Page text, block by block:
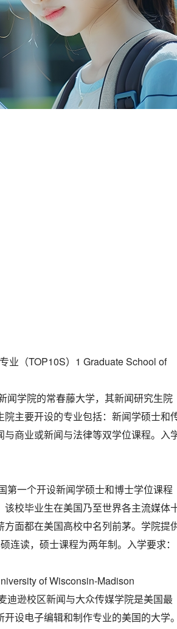
业（TOP10S）1 Graduate School of
闻学院的常春藤大学，其新闻研究生院
主要开设的专业包括：新闻学硕士和
商业或新闻与法律等双学位课程。入
第一个开设新闻学硕士和博士学位课程
校毕业生在美国乃至世界各主流媒体
面都在美国高校中名列前茅。学院提
连读，硕士课程为两年制。入学要求：
of Wisconsin-Madison
迪逊校区新闻与大众传媒学院是美国最
设电子编辑和制作专业的美国的大学